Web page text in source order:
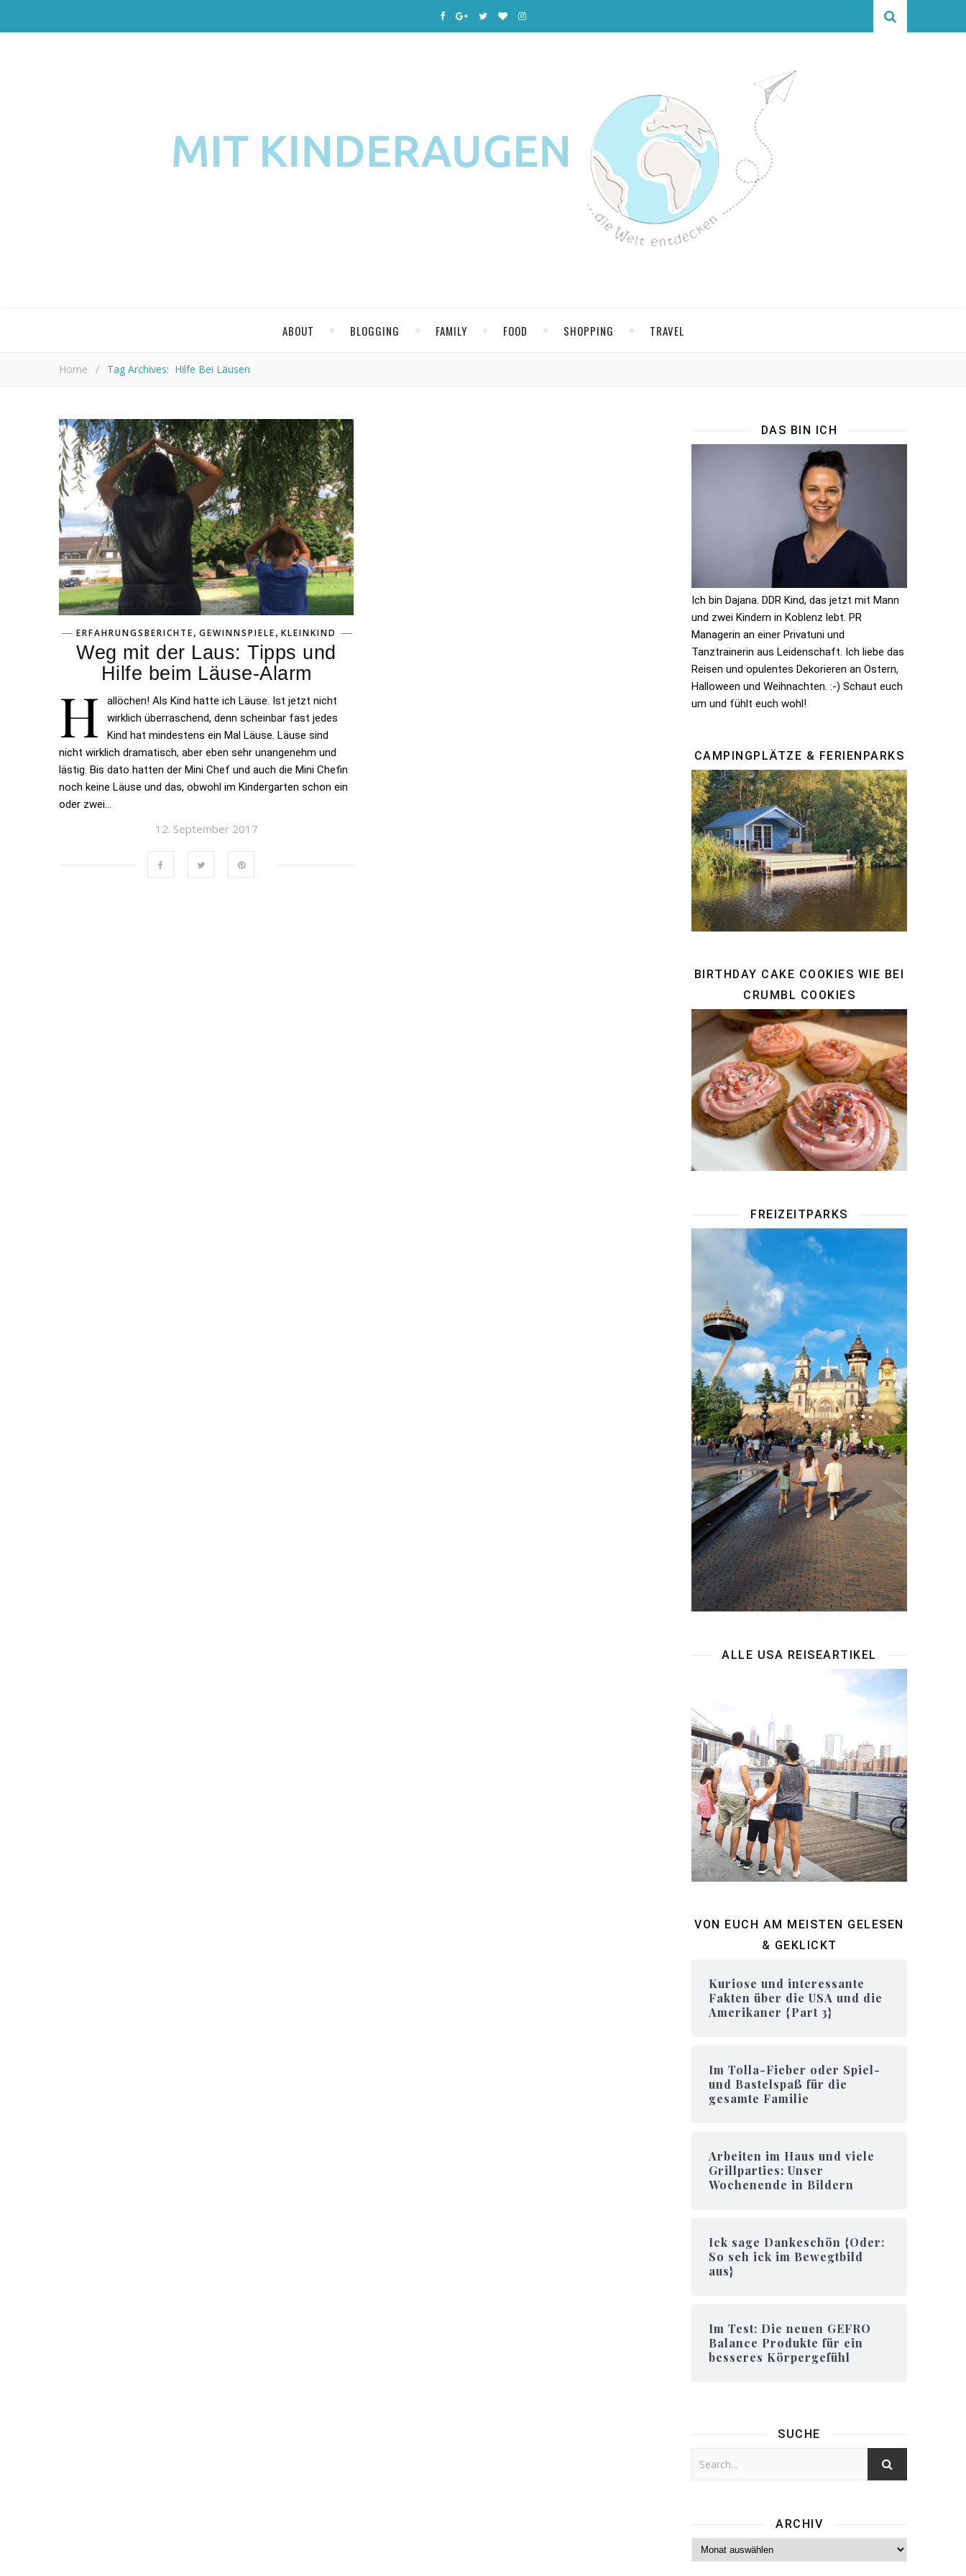
ABOUT BLOGGING FAMILY FOOD SHOPPING TRAVEL
Home / Tag Archives: Hilfe Bei Läusen
ERFAHRUNGSBERICHTE, GEWINNSPIELE, KLEINKIND
Weg mit der Laus: Tipps und
Hilfe beim Läuse-Alarm
H
allöchen! Als Kind hatte ich Läuse. Ist jetzt nicht
wirklich überraschend, denn scheinbar fast jedes
Kind hat mindestens ein Mal Läuse. Läuse sind
nicht wirklich dramatisch, aber eben sehr unangenehm und
lästig. Bis dato hatten der Mini Chef und auch die Mini Chefin
noch keine Läuse und das, obwohl im Kindergarten schon ein
oder zwei…
12. September 2017
DAS BIN ICH
Ich bin Dajana. DDR Kind, das jetzt mit Mann
und zwei Kindern in Koblenz lebt. PR
Managerin an einer Privatuni und
Tanztrainerin aus Leidenschaft. Ich liebe das
Reisen und opulentes Dekorieren an Ostern,
Halloween und Weihnachten. :-) Schaut euch
um und fühlt euch wohl!
CAMPINGPLÄTZE & FERIENPARKS
BIRTHDAY CAKE COOKIES WIE BEI
CRUMBL COOKIES
FREIZEITPARKS
ALLE USA REISEARTIKEL
VON EUCH AM MEISTEN GELESEN
& GEKLICKT
Kuriose und interessante
Fakten über die USA und die
Amerikaner {Part 3}
Im Tolla-Fieber oder Spiel-
und Bastelspaß für die
gesamte Familie
Arbeiten im Haus und viele
Grillparties: Unser
Wochenende in Bildern
Ick sage Dankeschön {Oder:
So seh ick im Bewegtbild
aus}
Im Test: Die neuen GEFRO
Balance Produkte für ein
besseres Körpergefühl
SUCHE
ARCHIV
Archiv